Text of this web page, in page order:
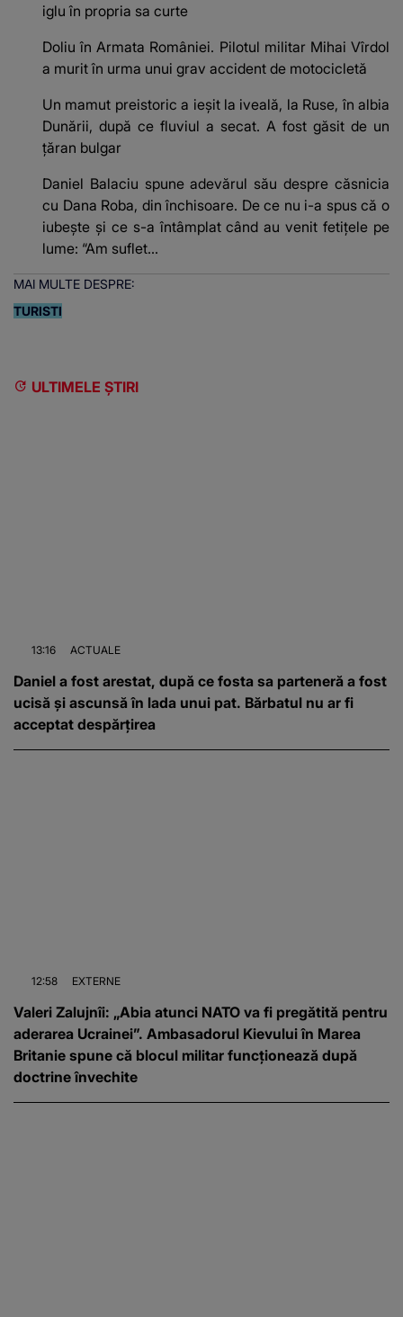
iglu în propria sa curte
Doliu în Armata României. Pilotul militar Mihai Vîrdol
a murit în urma unui grav accident de motocicletă
Un mamut preistoric a ieșit la iveală, la Ruse, în albia
Dunării, după ce fluviul a secat. A fost găsit de un
țăran bulgar
Daniel Balaciu spune adevărul său despre căsnicia
cu Dana Roba, din închisoare. De ce nu i-a spus că o
iubește și ce s-a întâmplat când au venit fetițele pe
lume: “Am suflet...
MAI MULTE DESPRE:
TURISTI
ULTIMELE ȘTIRI
13:16 ACTUALE
Daniel a fost arestat, după ce fosta sa parteneră a fost
ucisă și ascunsă în lada unui pat. Bărbatul nu ar fi
acceptat despărțirea
12:58 EXTERNE
Valeri Zalujnîi: „Abia atunci NATO va fi pregătită pentru
aderarea Ucrainei”. Ambasadorul Kievului în Marea
Britanie spune că blocul militar funcționează după
doctrine învechite